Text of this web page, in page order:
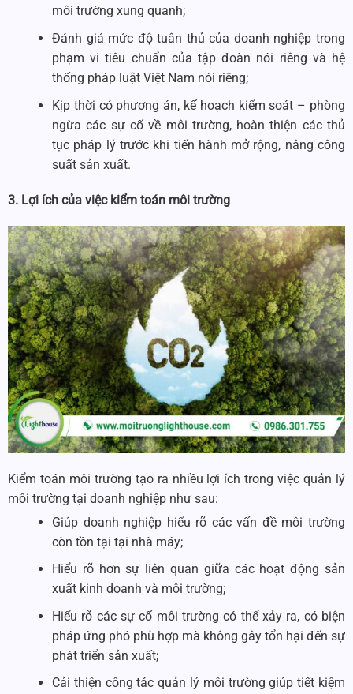
môi trường xung quanh;
Đánh giá mức độ tuân thủ của doanh nghiệp trong
phạm vi tiêu chuẩn của tập đoàn nói riêng và hệ
thống pháp luật Việt Nam nói riêng;
Kịp thời có phương án, kế hoạch kiểm soát – phòng
ngừa các sự cố về môi trường, hoàn thiện các thủ
tục pháp lý trước khi tiến hành mở rộng, nâng công
suất sản xuất.
3. Lợi ích của việc kiểm toán môi trường
Kiểm toán môi trường tạo ra nhiều lợi ích trong việc quản lý
môi trường tại doanh nghiệp như sau:
Giúp doanh nghiệp hiểu rõ các vấn đề môi trường
còn tồn tại tại nhà máy;
Hiểu rõ hơn sự liên quan giữa các hoạt động sản
xuất kinh doanh và môi trường;
Hiểu rõ các sự cố môi trường có thể xảy ra, có biện
pháp ứng phó phù hợp mà không gây tổn hại đến sự
phát triển sản xuất;
Cải thiện công tác quản lý môi trường giúp tiết kiệm